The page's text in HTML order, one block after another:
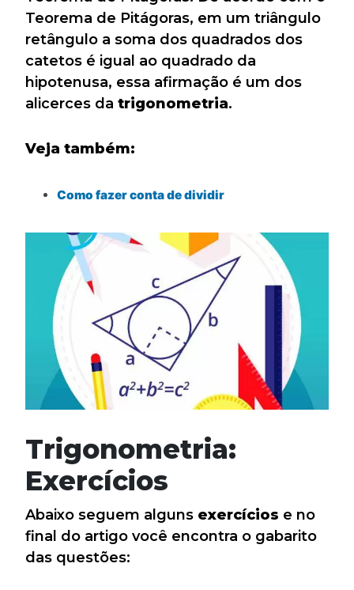
Teorema de Pitágoras, em um triângulo
retângulo a soma dos quadrados dos
catetos é igual ao quadrado da
hipotenusa, essa afirmação é um dos
alicerces da trigonometria.
Veja também:
Como fazer conta de dividir
Trigonometria:
Exercícios
Abaixo seguem alguns exercícios e no
final do artigo você encontra o gabarito
das questões: